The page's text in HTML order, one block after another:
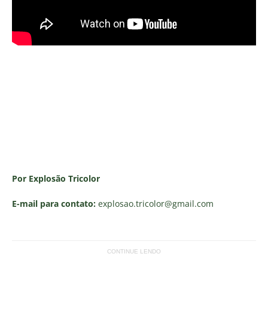
Por Explosão Tricolor
E-mail para contato: explosao.tricolor@gmail.com
CONTINUE LENDO